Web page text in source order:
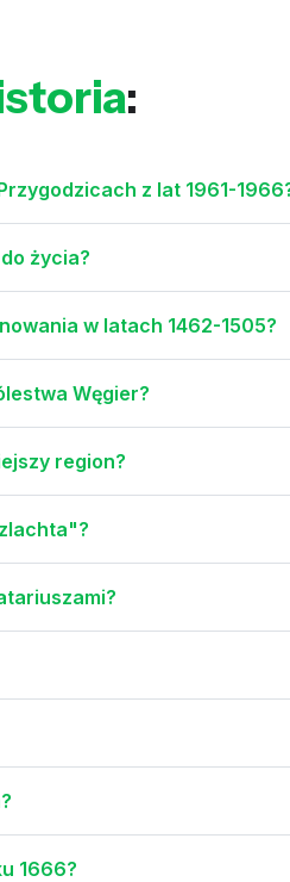
:
z lat 1961-
życia?
w latach 1462-1505?
Węgier?
region?
1666?